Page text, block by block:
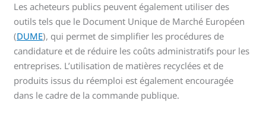
Les acheteurs publics peuvent également utiliser des
outils tels que le Document Unique de Marché Européen
(DUME), qui permet de simplifier les procédures de
candidature et de réduire les coûts administratifs pour les
entreprises. L’utilisation de matières recyclées et de
produits issus du réemploi est également encouragée
dans le cadre de la commande publique.